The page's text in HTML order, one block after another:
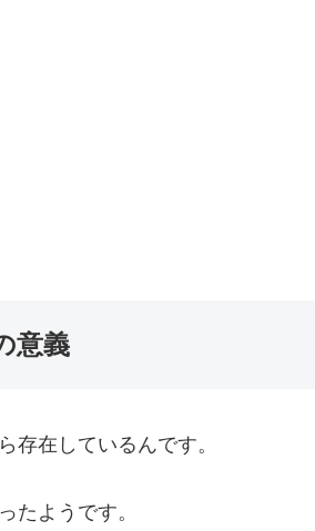
意義
存在しているんです。
たようです。